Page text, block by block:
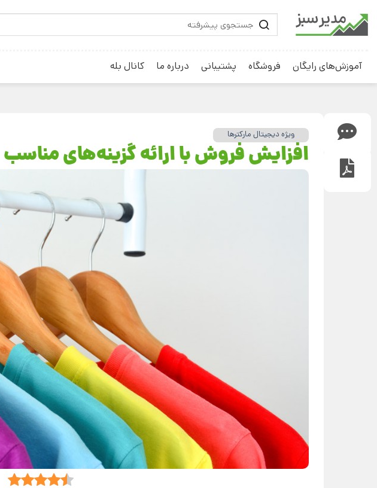
آموزش‌های رایگان فروشگاه پشتیبانی درباره ما کانال بله
ویژه دیجیتال مارکترها
افزایش فروش با ارائه گزینه‌های مناسب